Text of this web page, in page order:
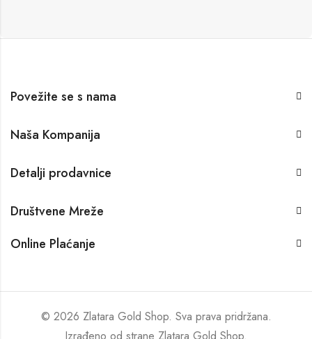
Povežite se s nama
Naša Kompanija
Detalji prodavnice
Društvene Mreže
Online Plaćanje
© 2026 Zlatara Gold Shop. Sva prava pridržana.